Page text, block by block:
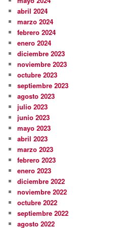
abril 2024
marzo 2024
febrero 2024
enero 2024
diciembre 2023
noviembre 2023
octubre 2023
septiembre 2023
agosto 2023
julio 2023
junio 2023
mayo 2023
abril 2023
marzo 2023
febrero 2023
enero 2023
diciembre 2022
noviembre 2022
octubre 2022
septiembre 2022
agosto 2022